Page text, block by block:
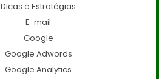
Dicas e Estratégias
E-mail
Google
Google Adwords
Google Analytics